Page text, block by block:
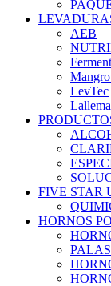
AEB
LevTec
FIVE STAR
HORNOS